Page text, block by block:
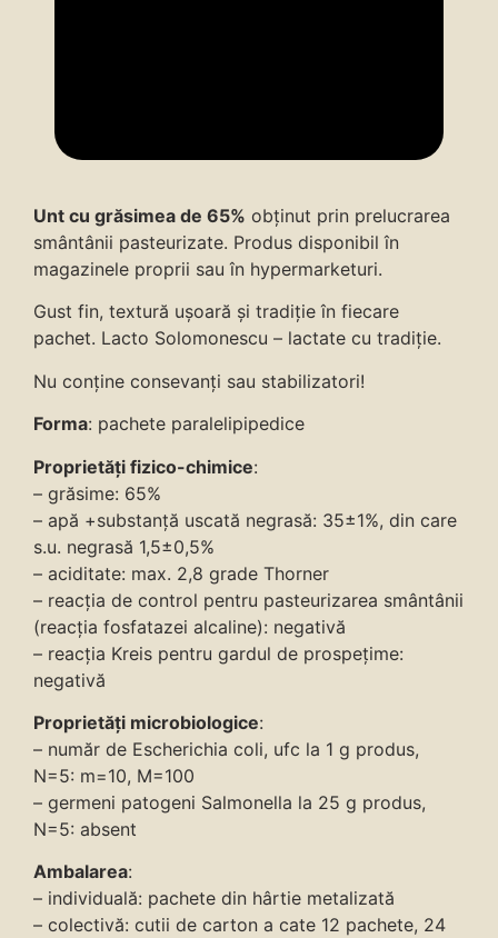
Unt cu grăsimea de 65% obţinut prin prelucrarea
smântânii pasteurizate. Produs disponibil în
magazinele proprii sau în hypermarketuri.
Gust fin, textură ușoară și tradiție în fiecare
pachet. Lacto Solomonescu – lactate cu tradiție.
Nu conține consevanți sau stabilizatori!
Forma: pachete paralelipipedice
Proprietăți fizico-chimice:
– grăsime: 65%
– apă +substanță uscată negrasă: 35±1%, din care
s.u. negrasă 1,5±0,5%
– aciditate: max. 2,8 grade Thorner
– reacția de control pentru pasteurizarea smântânii
(reacția fosfatazei alcaline): negativă
– reacția Kreis pentru gardul de prospețime:
negativă
Proprietăți microbiologice:
– număr de Escherichia coli, ufc la 1 g produs,
N=5: m=10, M=100
– germeni patogeni Salmonella la 25 g produs,
N=5: absent
Ambalarea:
– individuală: pachete din hârtie metalizată
– colectivă: cutii de carton a cate 12 pachete, 24